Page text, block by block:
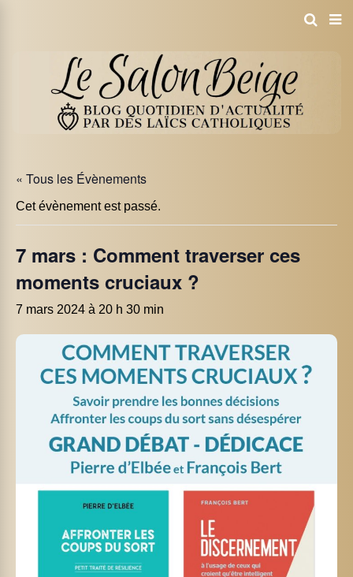
« Tous les Évènements
Cet évènement est passé.
7 mars : Comment traverser ces
moments cruciaux ?
7 mars 2024 à 20 h 30 min